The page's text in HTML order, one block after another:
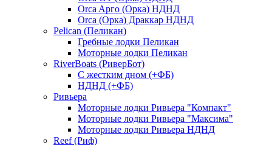
Orca Aрго (Орка) НДНД
Orca (Орка) Драккар НДНД
Pelican (Пеликан)
Гребные лодки Пеликан
Моторные лодки Пеликан
RiverBoats (РиверБот)
С жестким дном (+ФБ)
НДНД (+ФБ)
Ривьера
Моторные лодки Ривьера "Компакт"
Моторные лодки Ривьера "Максима"
Моторные лодки Ривьера НДНД
Reef (Риф)